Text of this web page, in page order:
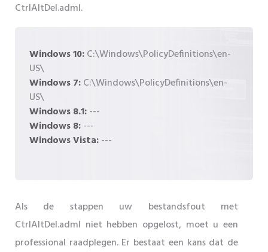
CtrlAltDel.adml.
Windows 10:C:\Windows\PolicyDefinitions\en-
US\
Windows 7:C:\Windows\PolicyDefinitions\en-
US\
Windows 8.1:---
Windows 8:---
Windows Vista:---
Als de stappen uw bestandsfout met
CtrlAltDel.adml niet hebben opgelost, moet u een
professional raadplegen. Er bestaat een kans dat de